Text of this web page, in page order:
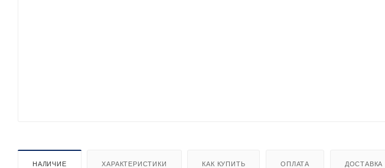
НАЛИЧИЕ ХАРАКТЕРИСТИКИ КАК КУПИТЬ ОПЛАТА ДОСТАВКА